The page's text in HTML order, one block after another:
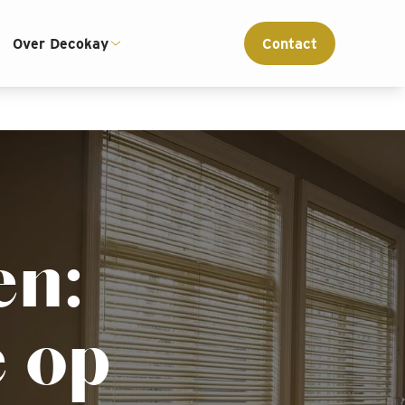
Interieur advies op maat
Over Decokay Contact
op